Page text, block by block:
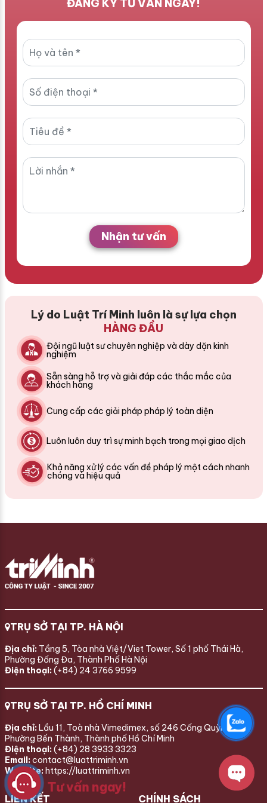
ĐĂNG KÝ TƯ VẤN NGAY!
Nhận tư vấn
Lý do Luật Trí Minh luôn là sự lựa chọn
HÀNG ĐẦU
Đội ngũ luật sư chuyên nghiệp và dày dặn kinh
nghiệm
Sẵn sàng hỗ trợ và giải đáp các thắc mắc của
khách hàng
Cung cấp các giải pháp pháp lý toàn diện
Luôn luôn duy trì sự minh bạch trong mọi giao dịch
Khả năng xử lý các vấn đề pháp lý một cách nhanh
chóng và hiệu quả
TRỤ SỞ TẠI TP. HÀ NỘI
Địa chỉ: Tầng 5, Tòa nhà Việt/Viet Tower, Số 1 phố Thái Hà,
Phường Đống Đa, Thành Phố Hà Nội
Điện thoại: (+84) 24 3766 9599
TRỤ SỞ TẠI TP. HỒ CHÍ MINH
Địa chỉ: Lầu 11, Toà nhà Vimedimex, số 246 Cống Quỳnh,
Phường Bến Thành, Thành phố Hồ Chí Minh
Điện thoại: (+84) 28 3933 3323
Email: contact@luattriminh.vn
Website: https://luattriminh.vn
LIÊN KẾT CHÍNH SÁCH
Tư vấn ngay!